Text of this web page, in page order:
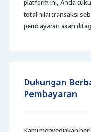
platform ini, Anda
total nilai transaksi
pembayaran akan
Dukungan
Pembayaran